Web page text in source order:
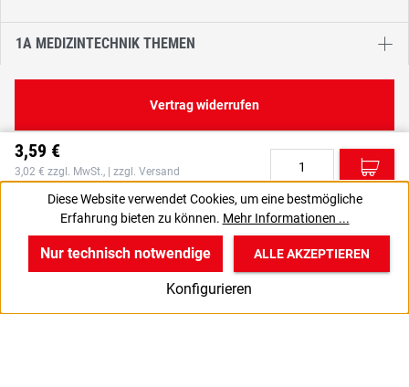
3,59 €
3,02 € zzgl. MwSt., | zzgl. Versand
Staffelpreise anzeigen
C
1A MEDIZINTECHNIK THEMEN
Vertrag widerrufen
Diese Website verwendet Cookies, um eine bestmögliche
Erfahrung bieten zu können. Mehr Informationen ...
Nur technisch notwendige
Konfigurieren
ALLE AKZEPTIEREN
v
Produkte
B